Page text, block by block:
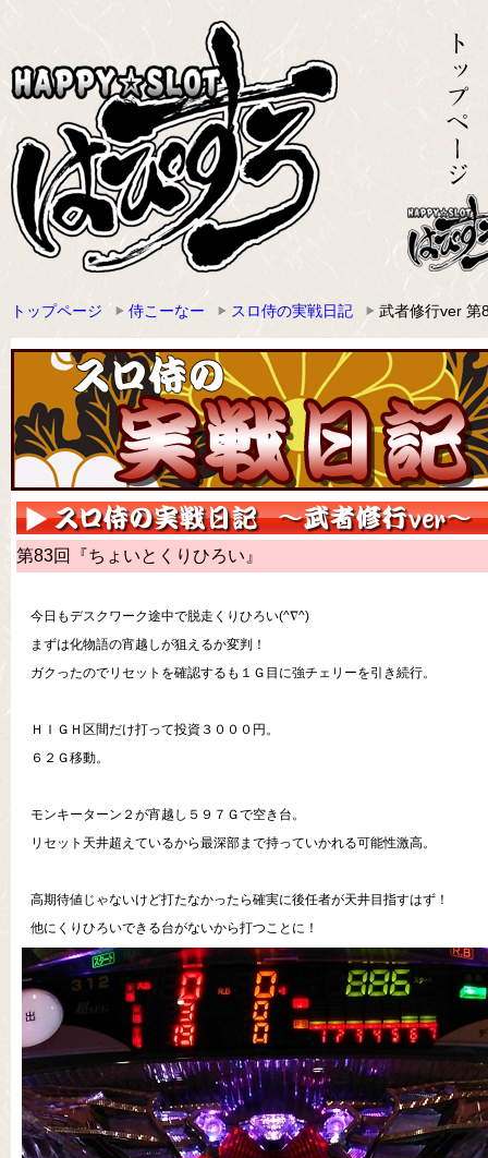
トップページ 侍こーなー スロ侍の実戦日記 武者修行ver 第
第83回『ちょいとくりひろい』
今日もデスクワーク途中で脱走くりひろい(^∇^)
まずは化物語の宵越しが狙えるか変判！
ガクったのでリセットを確認するも１Ｇ目に強チェリーを引き続行。
ＨＩＧＨ区間だけ打って投資３０００円。
６２Ｇ移動。
モンキーターン２が宵越し５９７Ｇで空き台。
リセット天井超えているから最深部まで持っていかれる可能性激高。
高期待値じゃないけど打たなかったら確実に後任者が天井目指すはず！
他にくりひろいできる台がないから打つことに！